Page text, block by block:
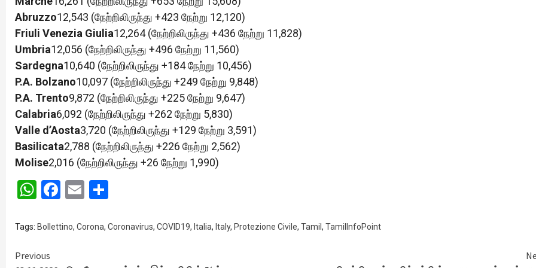
Abruzzo12,543 (நேற்றிலிருந்து +423 நேற்று 12,120)
Friuli Venezia Giulia12,264 (நேற்றிலிருந்து +436 நேற்று 11,828)
Umbria12,056 (நேற்றிலிருந்து +496 நேற்று 11,560)
Sardegna10,640 (நேற்றிலிருந்து +184 நேற்று 10,456)
P.A. Bolzano10,097 (நேற்றிலிருந்து +249 நேற்று 9,848)
P.A. Trento9,872 (நேற்றிலிருந்து +225 நேற்று 9,647)
Calabria6,092 (நேற்றிலிருந்து +262 நேற்று 5,830)
Valle d’Aosta3,720 (நேற்றிலிருந்து +129 நேற்று 3,591)
Basilicata2,788 (நேற்றிலிருந்து +226 நேற்று 2,562)
Molise2,016 (நேற்றிலிருந்து +26 நேற்று 1,990)
WhatsApp
Facebook
Email
Tags: Bollettino, Corona, Coronavirus, COVID19, Italia, Italy, Protezione Civile, Tamil , TamilInfoPoint
Continue
Previous